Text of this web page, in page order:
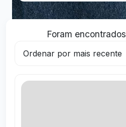
Foram encontrados
Ordenar por mais recente